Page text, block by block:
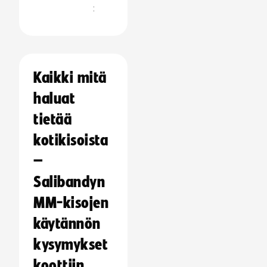
:
Kaikki mitä
haluat
tietää
kotikisoista
–
Salibandyn
MM-kisojen
käytännön
kysymykset